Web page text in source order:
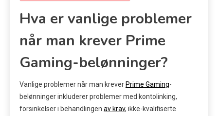
Hva er vanlige problemer
når man krever Prime
Gaming-belønninger?
Vanlige problemer når man krever Prime Gaming-
belønninger inkluderer problemer med kontolinking,
forsinkelser i behandlingen av krav, ikke-kvalifiserte